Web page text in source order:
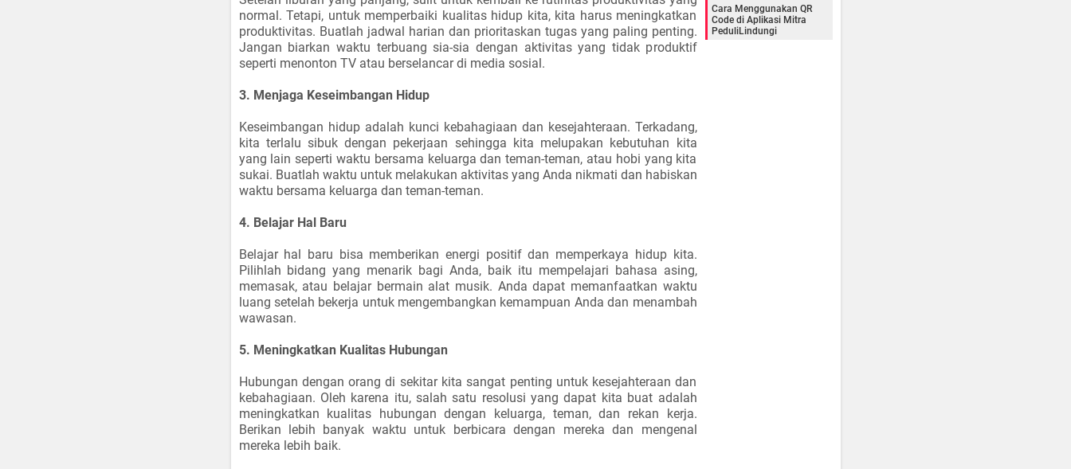
normal. Tetapi, untuk memperbaiki kualitas hidup kita, kita harus meningkatkan
produktivitas. Buatlah jadwal harian dan prioritaskan tugas yang paling penting.
Jangan biarkan waktu terbuang sia-sia dengan aktivitas yang tidak produktif
seperti menonton TV atau berselancar di media sosial.
3. Menjaga Keseimbangan Hidup
Keseimbangan hidup adalah kunci kebahagiaan dan kesejahteraan. Terkadang,
kita terlalu sibuk dengan pekerjaan sehingga kita melupakan kebutuhan kita
yang lain seperti waktu bersama keluarga dan teman-teman, atau hobi yang kita
sukai. Buatlah waktu untuk melakukan aktivitas yang Anda nikmati dan habiskan
waktu bersama keluarga dan teman-teman.
4. Belajar Hal Baru
Belajar hal baru bisa memberikan energi positif dan memperkaya hidup kita.
Pilihlah bidang yang menarik bagi Anda, baik itu mempelajari bahasa asing,
memasak, atau belajar bermain alat musik. Anda dapat memanfaatkan waktu
luang setelah bekerja untuk mengembangkan kemampuan Anda dan menambah
wawasan.
5. Meningkatkan Kualitas Hubungan
Hubungan dengan orang di sekitar kita sangat penting untuk kesejahteraan dan
kebahagiaan. Oleh karena itu, salah satu resolusi yang dapat kita buat adalah
meningkatkan kualitas hubungan dengan keluarga, teman, dan rekan kerja.
Berikan lebih banyak waktu untuk berbicara dengan mereka dan mengenal
mereka lebih baik.
Cara Menggunakan QR
Code di Aplikasi Mitra
PeduliLindungi